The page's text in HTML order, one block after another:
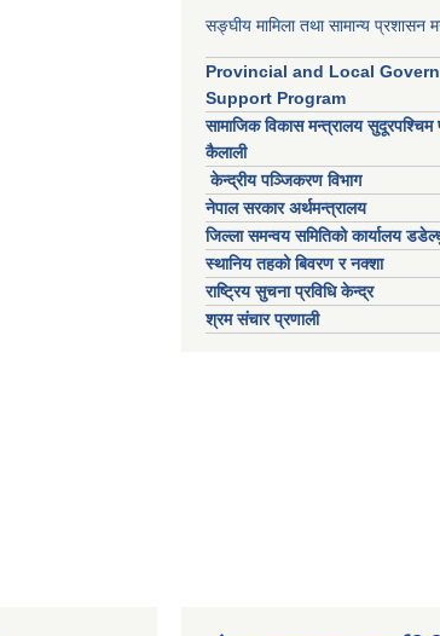
सङ्घीय मामिला तथा सामान्य प्रशासन
Provincial and Local
Support Program
सामाजिक विकास मन्त्रालय
कैलाली
केन्द्रीय पञ्जिकरण विभाग
नेपाल सरकार अर्थमन्त्रालय
जिल्ला समन्वय समितिको कार्यालय
स्थानिय तहको बिवरण र नक्शा
राष्ट्रिय सुचना प्रविधि केन्द्र
श्रम संचार प्रणाली